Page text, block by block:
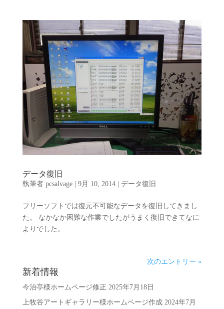
データ復旧
執筆者 pcsalvage| 9月 10, 2014| データ復旧
フリーソフトでは復元不可能なデータを復旧してきまし
た。 なかなか困難な作業でしたがうまく復旧できてなに
よりでした。
次のエントリー »
新着情報
今治亭様ホームページ修正 2025年7月18日
上牧谷アートギャラリー様ホームページ作成 2024年7月